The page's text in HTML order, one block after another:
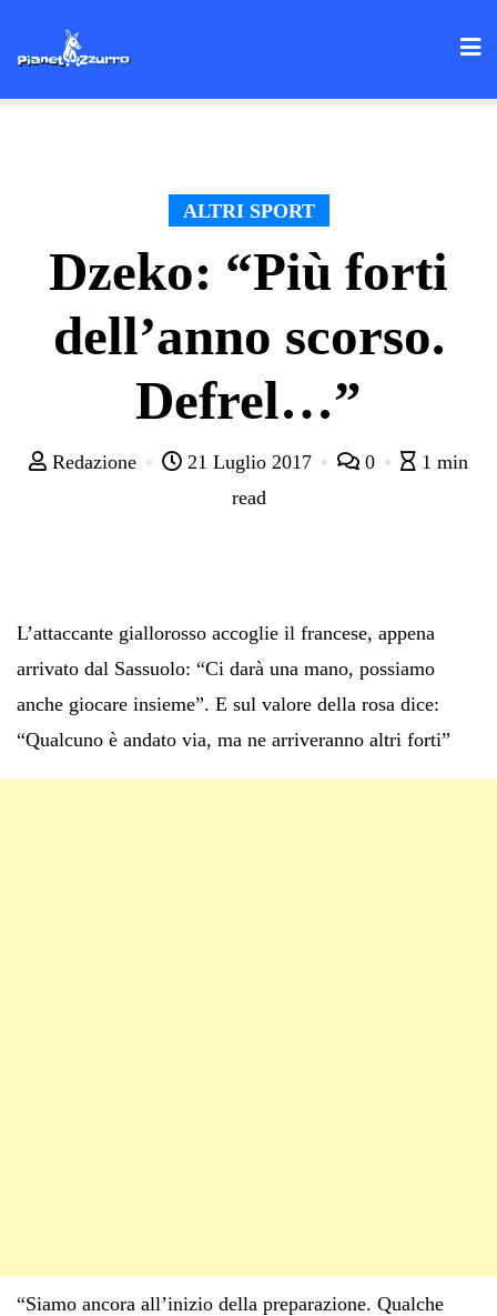
ALTRI SPORT
Dzeko: “Più forti
dell’anno scorso.
Defrel…”
Redazione 21 Luglio 2017 0
1 min
read
L’attaccante giallorosso accoglie il francese, appena
arrivato dal Sassuolo: “Ci darà una mano, possiamo
anche giocare insieme”. E sul valore della rosa dice:
“Qualcuno è andato via, ma ne arriveranno altri forti”
“Siamo ancora all’inizio della preparazione. Qualche